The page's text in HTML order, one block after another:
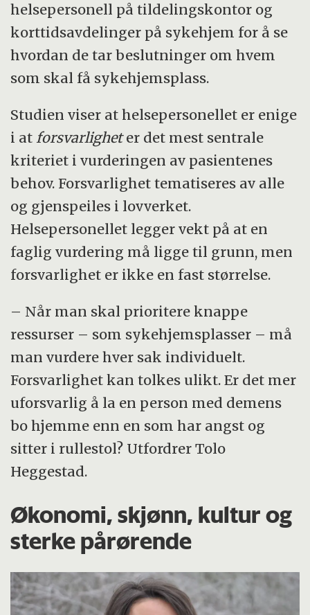
helsepersonell på tildelingskontor og
korttidsavdelinger på sykehjem for å se
hvordan de tar beslutninger om hvem
som skal få sykehjemsplass.
Studien viser at helsepersonellet er enige
i at forsvarligheter det mest sentrale
kriteriet i vurderingen av pasientenes
behov. Forsvarlighet tematiseres av alle
og gjenspeiles i lovverket.
Helsepersonellet legger vekt på at en
faglig vurdering må ligge til grunn, men
forsvarlighet er ikke en fast størrelse.
– Når man skal prioritere knappe
ressurser – som sykehjemsplasser – må
man vurdere hver sak individuelt.
Forsvarlighet kan tolkes ulikt. Er det mer
uforsvarlig å la en person med demens
bo hjemme enn en som har angst og
sitter i rullestol? Utfordrer Tolo
Heggestad.
Økonomi, skjønn, kultur og
sterke pårørende